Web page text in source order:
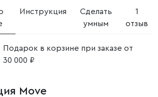
Инструкция
Сделать
умным
1
отзыв
Подарок в корзине при заказе от
30 000 ₽
Move